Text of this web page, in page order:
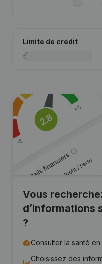
Limite de crédit
Vous
d’informations
?
Consulter la santé
Choisissez des